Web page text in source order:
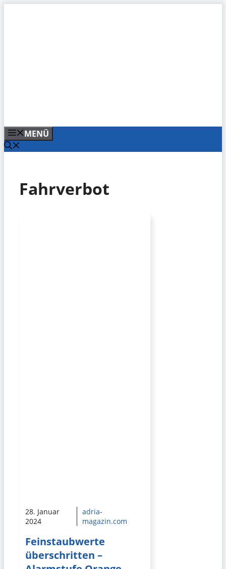
MENÜ
Fahrverbot
28. Januar
2024
adria-
magazin.com
Feinstaubwerte
überschritten –